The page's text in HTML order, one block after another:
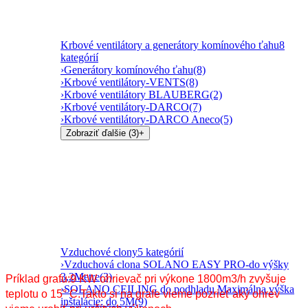
Krbové ventilátory a generátory komínového ťahu8
kategórií
›Generátory komínového ťahu(8)
›Krbové ventilátory-VENTS(8)
›Krbové ventilátory BLAUBERG(2)
›Krbové ventilátory-DARCO(7)
›Krbové ventilátory-DARCO Aneco(5)
Zobraziť ďalšie (3)+
Vzduchové clony5 kategórií
›Vzduchová clona SOLANO EASY PRO-do výšky
3,2Metre(3)
›SOLANO CEILING do podhladu Maximálna výška
inštalácie: do 5M(9)
Príklad grafu:9 KW ohrievač pri výkone 1800m3/h zvyšuje
teplotu o 15° С.Takto si na grafe vieme pozrieť aký ohrev